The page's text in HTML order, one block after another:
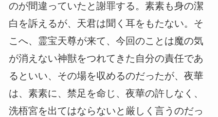
のが間違っていたと謝罪する。素素も身の潔
白を訴えるが、天君は聞く耳をもたない。そ
こへ、霊宝天尊が来て、今回のことは魔の気
が消えない神獣をつれてきた自分の責任であ
るといい、その場を収めるのだったが、夜華
は、素素に、禁足を命じ、夜華の許しなく、
洗梧宮を出てはならないと厳しく言うのだっ